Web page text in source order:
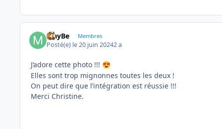
MayBe Membres
Posté(e) le 20 juin 20242 a
J’adore cette photo !!! 😍
Elles sont trop mignonnes toutes les deux !
On peut dire que l’intégration est réussie !!!
Merci Christine.